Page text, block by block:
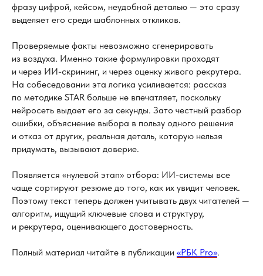
фразу цифрой, кейсом, неудобной деталью — это сразу
выделяет его среди шаблонных откликов.
Проверяемые факты невозможно сгенерировать
из воздуха. Именно такие формулировки проходят
и через ИИ-скрининг, и через оценку живого рекрутера.
На собеседовании эта логика усиливается: рассказ
по методике STAR больше не впечатляет, поскольку
нейросеть выдает его за секунды. Зато честный разбор
ошибки, объяснение выбора в пользу одного решения
и отказ от других, реальная деталь, которую нельзя
придумать, вызывают доверие.
Появляется «нулевой этап» отбора: ИИ-системы все
чаще сортируют резюме до того, как их увидит человек.
Поэтому текст теперь должен учитывать двух читателей —
алгоритм, ищущий ключевые слова и структуру,
и рекрутера, оценивающего достоверность.
Полный материал читайте в публикации «РБК Pro».